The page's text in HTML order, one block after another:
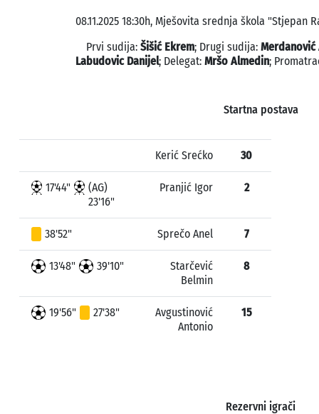
08.11.2025 18:30h, Mješovita srednja škola "Stjepan
Prvi sudija: Šišić Ekrem; Drugi sudija: Merdanović
Labudovic Danijel; Delegat: Mršo Almedin;
Startna postava
Kerić Srećko 30
17'44"
(AG)
23'16"
Pranjić Igor 2
38'52" Sprečo Anel 7
13'48" 39'10"
Starčević
Belmin
8
19'56" 27'38"
Avgustinović
Antonio
15
Rezervni igrači